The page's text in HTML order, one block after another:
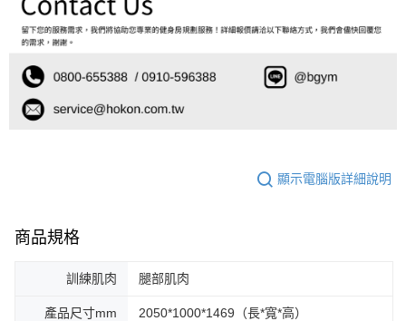
顯示電腦版詳細說明
商品規格
訓練肌肉 腿部肌肉
產品尺寸mm 2050*1000*1469（長*寬*高）